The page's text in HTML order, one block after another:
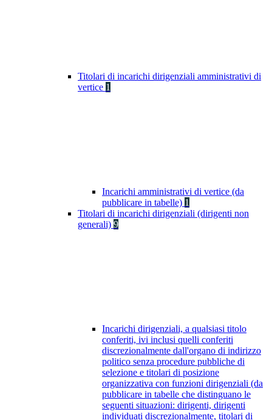
Titolari di incarichi dirigenziali amministrativi di
vertice 1
Incarichi amministrativi di vertice (da
pubblicare in tabelle) 1
Titolari di incarichi dirigenziali (dirigenti non
generali) 9
Incarichi dirigenziali, a qualsiasi titolo
conferiti, ivi inclusi quelli conferiti
discrezionalmente dall'organo di indirizzo
politico senza procedure pubbliche di
selezione e titolari di posizione
organizzativa con funzioni dirigenziali (da
pubblicare in tabelle che distinguano le
seguenti situazioni: dirigenti, dirigenti
individuati discrezionalmente, titolari di